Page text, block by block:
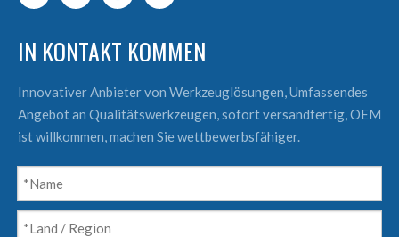
IN KONTAKT KOMMEN
Innovativer Anbieter von Werkzeuglösungen, Umfassendes
Angebot an Qualitätswerkzeugen, sofort versandfertig, OEM
ist willkommen, machen Sie wettbewerbsfähiger.